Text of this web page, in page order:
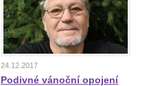
24.12.2017
Podivné vánoční opojení